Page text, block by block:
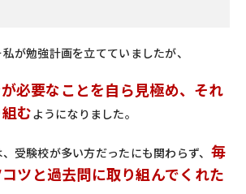
が勉強計画を立てていましたが、
必要なことを自ら見極め、それ
むようになりました。
受験校が多い方だったにも関わらず、 毎
ツと過去問に取り組んでくれた